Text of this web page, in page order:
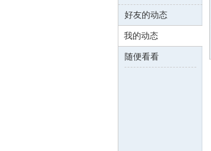
鹤 ›
好友的动态
我的动态
随便看看